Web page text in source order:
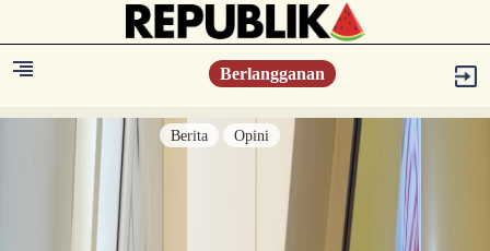
Berlangganan
Berita Opini
Berita